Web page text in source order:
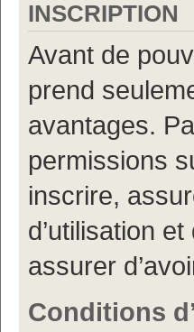
INSCRIPTION
Avant de
prend
avantages.
permissions
inscrire,
d’utilisation
assurer
Conditions